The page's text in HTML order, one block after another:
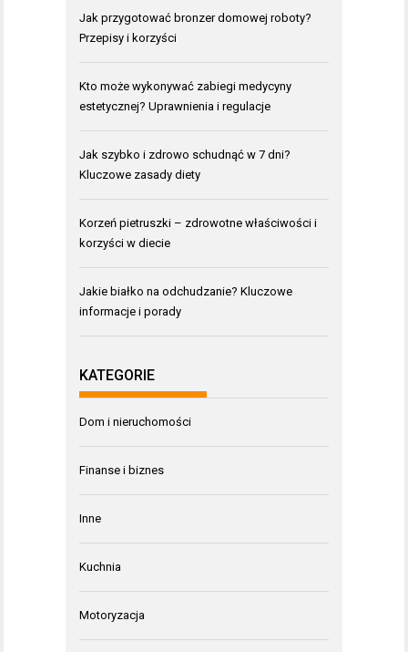
Jak przygotować bronzer domowej roboty?
Przepisy i korzyści
Kto może wykonywać zabiegi medycyny
estetycznej? Uprawnienia i regulacje
Jak szybko i zdrowo schudnąć w 7 dni?
Kluczowe zasady diety
Korzeń pietruszki – zdrowotne właściwości i
korzyści w diecie
Jakie białko na odchudzanie? Kluczowe
informacje i porady
KATEGORIE
Dom i nieruchomości
Finanse i biznes
Inne
Kuchnia
Motoryzacja